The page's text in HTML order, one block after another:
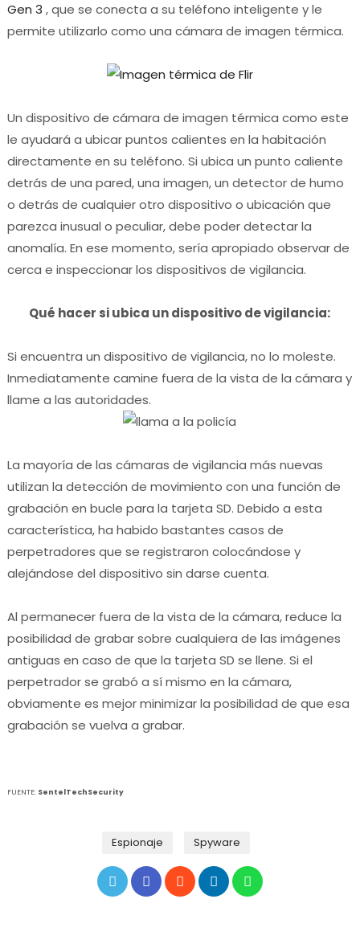
Gen 3 , que se conecta a su teléfono inteligente y le
permite utilizarlo como una cámara de imagen térmica.
Un dispositivo de cámara de imagen térmica como este
le ayudará a ubicar puntos calientes en la habitación
directamente en su teléfono. Si ubica un punto caliente
detrás de una pared, una imagen, un detector de humo
o detrás de cualquier otro dispositivo o ubicación que
parezca inusual o peculiar, debe poder detectar la
anomalía. En ese momento, sería apropiado observar de
cerca e inspeccionar los dispositivos de vigilancia.
Qué hacer si ubica un dispositivo de vigilancia:
Si encuentra un dispositivo de vigilancia, no lo moleste.
Inmediatamente camine fuera de la vista de la cámara y
llame a las autoridades.
La mayoría de las cámaras de vigilancia más nuevas
utilizan la detección de movimiento con una función de
grabación en bucle para la tarjeta SD. Debido a esta
característica, ha habido bastantes casos de
perpetradores que se registraron colocándose y
alejándose del dispositivo sin darse cuenta.
Al permanecer fuera de la vista de la cámara, reduce la
posibilidad de grabar sobre cualquiera de las imágenes
antiguas en caso de que la tarjeta SD se llene. Si el
perpetrador se grabó a sí mismo en la cámara,
obviamente es mejor minimizar la posibilidad de que esa
grabación se vuelva a grabar.
FUENTE: SentelTechSecurity
Espionaje Spyware